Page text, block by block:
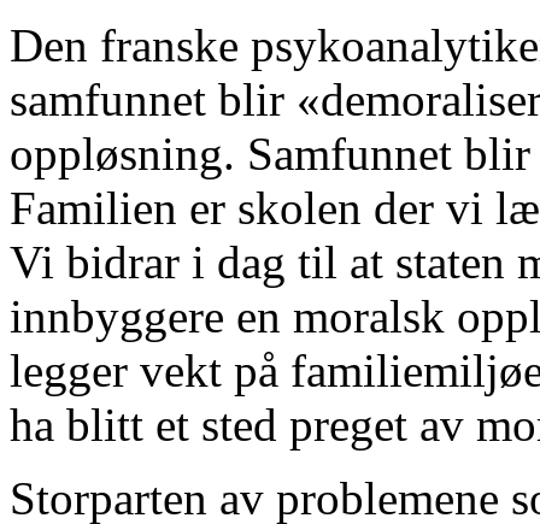
Den franske
samfunnet blir
oppløsning. Samfunnet
Familien er skolen der vi
Vi bidrar i dag til at staten
innbyggere en moralsk
legger vekt på
ha blitt et sted preget av
Storparten av problemene